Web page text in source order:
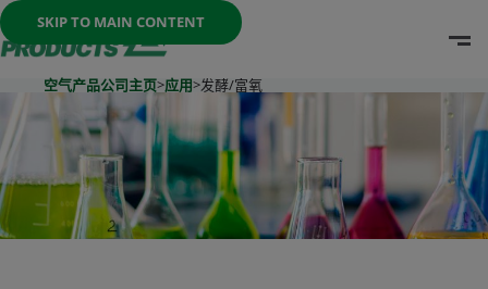
SKIP TO MAIN CONTENT
Once the menu is open you can move between options
空气产品公司主页>应用>发酵/富氧